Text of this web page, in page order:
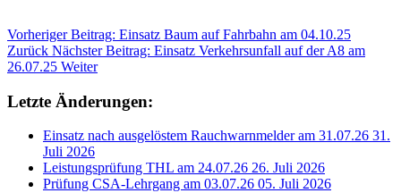
Vorheriger Beitrag: Einsatz Baum auf Fahrbahn am 04.10.25
Zurück Nächster Beitrag: Einsatz Verkehrsunfall auf der A8 am
26.07.25 Weiter
Letzte Änderungen:
Einsatz nach ausgelöstem Rauchwarnmelder am 31.07.26 31.
Juli 2026
Leistungsprüfung THL am 24.07.26 26. Juli 2026
Prüfung CSA-Lehrgang am 03.07.26 05. Juli 2026